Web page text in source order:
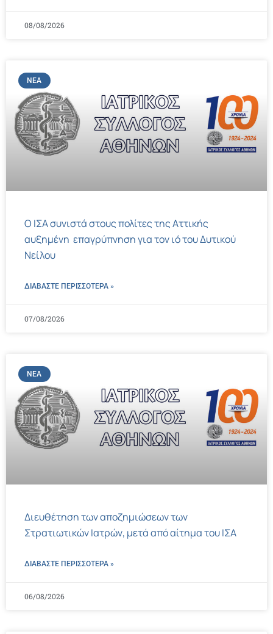
08/08/2026
ΝΈΑ
Ο ΙΣΑ συνιστά στους πολίτες της Αττικής
αυξημένη επαγρύπνηση για τον ιό του Δυτικού
Νείλου
ΔΙΑΒΑΣΤΕ ΠΕΡΙΣΣΌΤΕΡΑ »
07/08/2026
ΝΈΑ
Διευθέτηση των αποζημιώσεων των
Στρατιωτικών Ιατρών, μετά από αίτημα του ΙΣΑ
ΔΙΑΒΑΣΤΕ ΠΕΡΙΣΣΌΤΕΡΑ »
06/08/2026